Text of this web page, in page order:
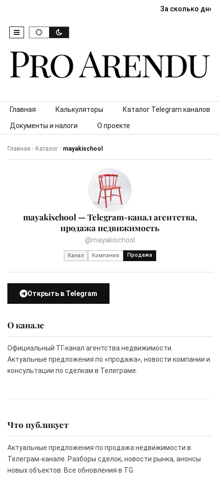
За сколько дней
Skip to content
Главная Калькуляторы Каталог Telegram каналов
Документы и налоги О проекте
Главная Каталог mayakischool
mayakischool — Telegram-канал агентства,
продажа недвижимость
@mayakischool
Канал Компания Продажа
Открыть в Telegram
О канале
Официальный ТГ-канал агентства недвижимости.
Актуальные предложения по «продажа», новости компании и
консультации по сделкам в Телеграме.
Что публикует
Актуальные предложения по продажа недвижимости в
Телеграм-канале. Разборы сделок, новости рынка, анонсы
новых объектов. Все обновления в TG.